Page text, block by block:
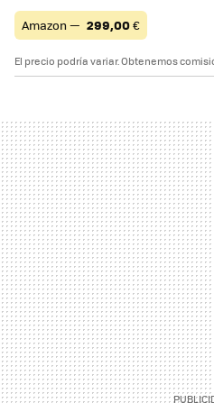
Amazon — 299,00€
El precio podría variar. Obtenemos